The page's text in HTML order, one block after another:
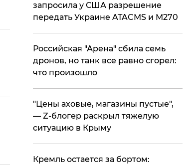
запросила у США разрешение
передать Украине ATACMS и M270
​Российская "Арена" сбила семь
дронов, но танк все равно сгорел:
что произошло
​"Цены аховые, магазины пустые",
— Z-блогер раскрыл тяжелую
ситуацию в Крыму
​Кремль остается за бортом: